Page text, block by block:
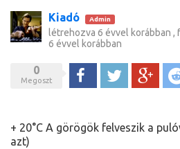
Kiadó Admin
létrehozva 6 évvel korábban ,
6 évvel korábban
0
Megoszt MegosztTweet Google+
+ 20°C A görögök felveszik a
azt)